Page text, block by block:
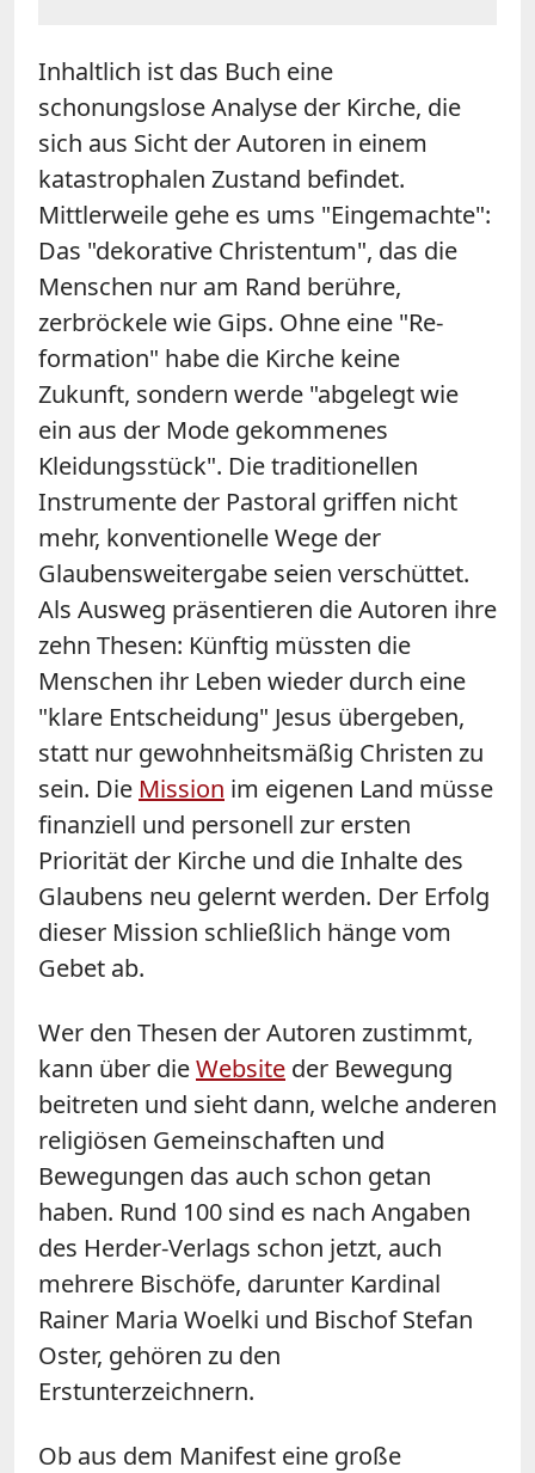
Inhaltlich ist das Buch eine
schonungslose Analyse der Kirche, die
sich aus Sicht der Autoren in einem
katastrophalen Zustand befindet.
Mittlerweile gehe es ums "Eingemachte":
Das "dekorative Christentum", das die
Menschen nur am Rand berühre,
zerbröckele wie Gips. Ohne eine "Re-
formation" habe die Kirche keine
Zukunft, sondern werde "abgelegt wie
ein aus der Mode gekommenes
Kleidungsstück". Die traditionellen
Instrumente der Pastoral griffen nicht
mehr, konventionelle Wege der
Glaubensweitergabe seien verschüttet.
Als Ausweg präsentieren die Autoren ihre
zehn Thesen: Künftig müssten die
Menschen ihr Leben wieder durch eine
"klare Entscheidung" Jesus übergeben,
statt nur gewohnheitsmäßig Christen zu
sein. Die Mission im eigenen Land müsse
finanziell und personell zur ersten
Priorität der Kirche und die Inhalte des
Glaubens neu gelernt werden. Der Erfolg
dieser Mission schließlich hänge vom
Gebet ab.
Wer den Thesen der Autoren zustimmt,
kann über dieWebsite der Bewegung
beitreten und sieht dann, welche anderen
religiösen Gemeinschaften und
Bewegungen das auch schon getan
haben. Rund 100 sind es nach Angaben
des Herder-Verlags schon jetzt, auch
mehrere Bischöfe, darunter Kardinal
Rainer Maria Woelki und Bischof Stefan
Oster, gehören zu den
Erstunterzeichnern.
Ob aus dem Manifest eine große